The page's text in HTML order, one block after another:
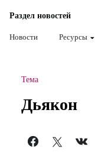
Раздел новостей
Новости Ресурсы
Тема
Дьякон